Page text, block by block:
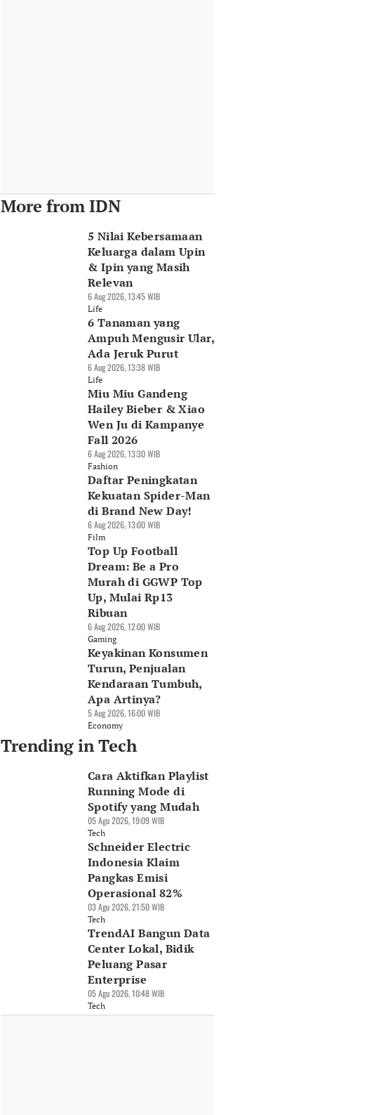
More from IDN
5 Nilai Kebersamaan
Keluarga dalam Upin
& Ipin yang Masih
Relevan
6 Aug 2026, 13:45 WIB
Life
6 Tanaman yang
Ampuh Mengusir Ular,
Ada Jeruk Purut
6 Aug 2026, 13:38 WIB
Life
Miu Miu Gandeng
Hailey Bieber & Xiao
Wen Ju di Kampanye
Fall 2026
6 Aug 2026, 13:30 WIB
Fashion
Daftar Peningkatan
Kekuatan Spider-Man
di Brand New Day!
6 Aug 2026, 13:00 WIB
Film
Top Up Football
Dream: Be a Pro
Murah di GGWP Top
Up, Mulai Rp13
Ribuan
6 Aug 2026, 12:00 WIB
Gaming
Keyakinan Konsumen
Turun, Penjualan
Kendaraan Tumbuh,
Apa Artinya?
5 Aug 2026, 16:00 WIB
Economy
Trending in Tech
Cara Aktifkan Playlist
Running Mode di
Spotify yang Mudah
05 Agu 2026, 19:09 WIB
Tech
Schneider Electric
Indonesia Klaim
Pangkas Emisi
Operasional 82%
03 Agu 2026, 21:50 WIB
Tech
TrendAI Bangun Data
Center Lokal, Bidik
Peluang Pasar
Enterprise
05 Agu 2026, 10:48 WIB
Tech